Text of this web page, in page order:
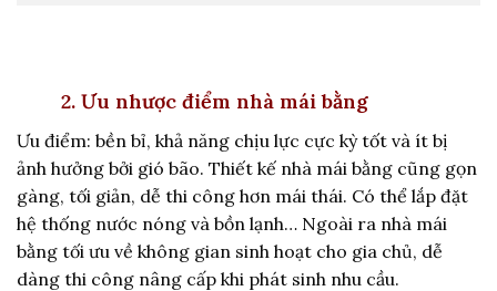
2. Ưu nhược điểm nhà mái bằng
Ưu điểm: bền bỉ, khả năng chịu lực cực kỳ tốt và ít bị
ảnh hưởng bởi gió bão. Thiết kế nhà mái bằng cũng gọn
gàng, tối giản, dễ thi công hơn mái thái. Có thể lắp đặt
hệ thống nước nóng và bồn lạnh… Ngoài ra nhà mái
bằng tối ưu về không gian sinh hoạt cho gia chủ, dễ
dàng thi công nâng cấp khi phát sinh nhu cầu.